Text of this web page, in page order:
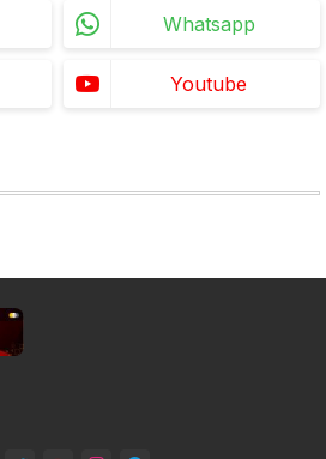
Whatsapp
Youtube